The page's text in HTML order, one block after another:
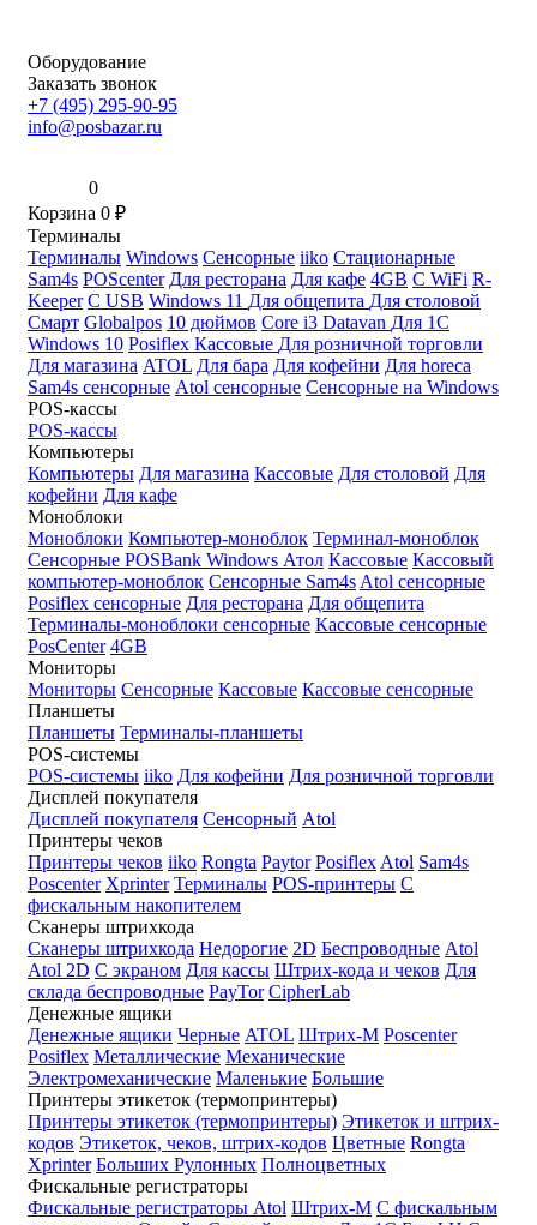
Оборудование
Заказать звонок
+7 (495) 295-90-95
info@posbazar.ru
0
Корзина 0 ₽
Терминалы
Терминалы Windows Сенсорные iiko Стационарные
Sam4s POScenter Для ресторана Для кафе 4GB С WiFi R-
Keeper С USB Windows 11 Для общепита Для столовой
Смарт Globalpos 10 дюймов Core i3 Datavan Для 1С
Windows 10 Posiflex Кассовые Для розничной торговли
Для магазина ATOL Для бара Для кофейни Для horeca
Sam4s сенсорные Atol сенсорные Сенсорные на Windows
POS-кассы
POS-кассы
Компьютеры
Компьютеры Для магазина Кассовые Для столовой Для
кофейни Для кафе
Моноблоки
Моноблоки Компьютер-моноблок Терминал-моноблок
Сенсорные POSBank Windows Атол Кассовые Кассовый
компьютер-моноблок Сенсорные Sam4s Atol сенсорные
Posiflex сенсорные Для ресторана Для общепита
Терминалы-моноблоки сенсорные Кассовые сенсорные
PosCenter 4GB
Мониторы
Мониторы Сенсорные Кассовые Кассовые сенсорные
Планшеты
Планшеты Терминалы-планшеты
POS-системы
POS-системы iiko Для кофейни Для розничной торговли
Дисплей покупателя
Дисплей покупателя Сенсорный Atol
Принтеры чеков
Принтеры чеков iiko Rongta Paytor Posiflex Atol Sam4s
Poscenter Xprinter Терминалы POS-принтеры С
фискальным накопителем
Сканеры штрихкода
Сканеры штрихкода Недорогие 2D Беспроводные Atol
Atol 2D С экраном Для кассы Штрих-кода и чеков Для
склада беспроводные PayTor CipherLab
Денежные ящики
Денежные ящики Черные ATOL Штрих-М Poscenter
Posiflex Металлические Механические
Электромеханические Маленькие Большие
Принтеры этикеток (термопринтеры)
Принтеры этикеток (термопринтеры) Этикеток и штрих-
кодов Этикеток, чеков, штрих-кодов Цветные Rongta
Xprinter Больших Рулонных Полноцветных
Фискальные регистраторы
Фискальные регистраторы Atol Штрих-М С фискальным